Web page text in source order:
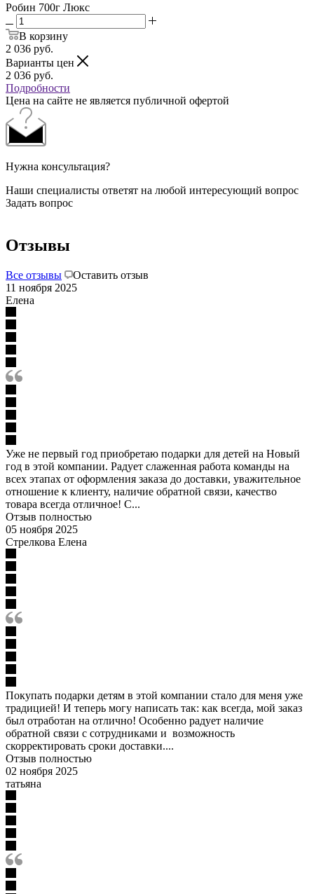
Робин 700г Люкс
В корзину
2 036 руб.
Варианты цен
2 036 руб.
Подробности
Цена на сайте не является публичной офертой
Нужна консультация?
Наши специалисты ответят на любой интересующий вопрос
Задать вопрос
Отзывы
Все отзывы
Оставить отзыв
11 ноября 2025
Елена
Уже не первый год приобретаю подарки для детей на Новый
год в этой компании. Радует слаженная работа команды на
всех этапах от оформления заказа до доставки, уважительное
отношение к клиенту, наличие обратной связи, качество
товара всегда отличное! С...
Отзыв полностью
05 ноября 2025
Стрелкова Елена
Покупать подарки детям в этой компании стало для меня уже
традицией! И теперь могу написать так: как всегда, мой заказ
был отработан на отлично! Особенно радует наличие
обратной связи с сотрудниками и возможность
скорректировать сроки доставки....
Отзыв полностью
02 ноября 2025
татьяна